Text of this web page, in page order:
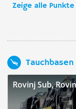
Zeige alle
Rovinj Sub,